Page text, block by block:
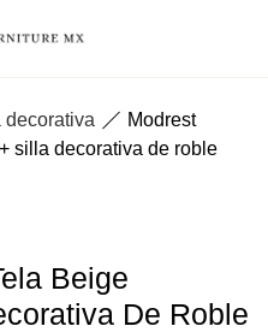
decorativa
Modrest
silla decorativa de roble
Beige
De Roble